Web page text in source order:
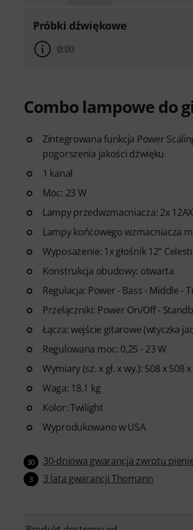
Próbki dźwiękowe
0:00
Combo lampowe do
Zintegrowana funkcja Power
pogorszenia jakości dźwięku
1 kanał
Moc: 23 W
Lampy przedwzmacniacza: 2x
Lampy końcowego wzmacniacza
Wyposażenie: 1x głośnik 12"
Konstrukcja obudowy: otwarta
Regulacja: Power - Bass - Middle -
Przełączniki: Power On/Off -
Łącza: wejście gitarowe (wtyczka
Regulowana moc: 0,25 - 23 W
Wymiary (sz. x gł. x wy.): 508 x 508
Waga: 18,1 kg
Kolor: Twilight
Wyprodukowano w USA
30 30-dniowa gwarancja zwrotu
3 3 lata gwarancji Thomann